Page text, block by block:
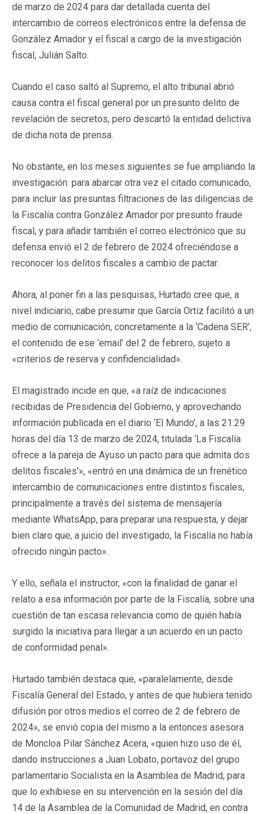
de marzo de 2024 para dar detallada cuenta del
intercambio de correos electrónicos entre la defensa de
González Amador y el fiscal a cargo de la investigación
fiscal, Julián Salto.
Cuando el caso saltó al Supremo, el alto tribunal abrió
causa contra el fiscal general por un presunto delito de
revelación de secretos, pero descartó la entidad delictiva
de dicha nota de prensa.
No obstante, en los meses siguientes se fue ampliando la
investigación: para abarcar otra vez el citado comunicado,
para incluir las presuntas filtraciones de las diligencias de
la Fiscalía contra González Amador por presunto fraude
fiscal, y para añadir también el correo electrónico que su
defensa envió el 2 de febrero de 2024 ofreciéndose a
reconocer los delitos fiscales a cambio de pactar.
Ahora, al poner fin a las pesquisas, Hurtado cree que, a
nivel indiciario, cabe presumir que García Ortiz facilitó a un
medio de comunicación, concretamente a la ‘Cadena SER’,
el contenido de ese ‘email’ del 2 de febrero, sujeto a
«criterios de reserva y confidencialidad».
El magistrado incide en que, «a raíz de indicaciones
recibidas de Presidencia del Gobierno, y aprovechando
información publicada en el diario ‘El Mundo’, a las 21:29
horas del día 13 de marzo de 2024, titulada ‘La Fiscalía
ofrece a la pareja de Ayuso un pacto para que admita dos
delitos fiscales'», «entró en una dinámica de un frenético
intercambio de comunicaciones entre distintos fiscales,
principalmente a través del sistema de mensajería
mediante WhatsApp, para preparar una respuesta, y dejar
bien claro que, a juicio del investigado, la Fiscalía no había
ofrecido ningún pacto».
Y ello, señala el instructor, «con la finalidad de ganar el
relato a esa información por parte de la Fiscalía, sobre una
cuestión de tan escasa relevancia como de quién había
surgido la iniciativa para llegar a un acuerdo en un pacto
de conformidad penal».
Hurtado también destaca que, «paralelamente, desde
Fiscalía General del Estado, y antes de que hubiera tenido
difusión por otros medios el correo de 2 de febrero de
2024», se envió copia del mismo a la entonces asesora
de Moncloa Pilar Sánchez Acera, «quien hizo uso de él,
dando instrucciones a Juan Lobato, portavoz del grupo
parlamentario Socialista en la Asamblea de Madrid, para
que lo exhibiese en su intervención en la sesión del día
14 de la Asamblea de la Comunidad de Madrid, en contra